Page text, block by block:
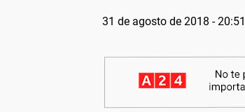
31 de agosto de 2018 - 20:51